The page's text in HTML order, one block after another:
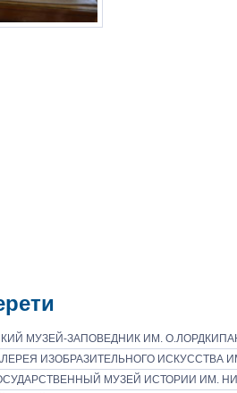
МУЗЕЙ-ЗАПОВЕДНИК ИМ.
ИЗОБРАЗИТЕЛЬНОГО ИСКУССТВА
МУЗЕЙ ИСТОРИИ ИМ.